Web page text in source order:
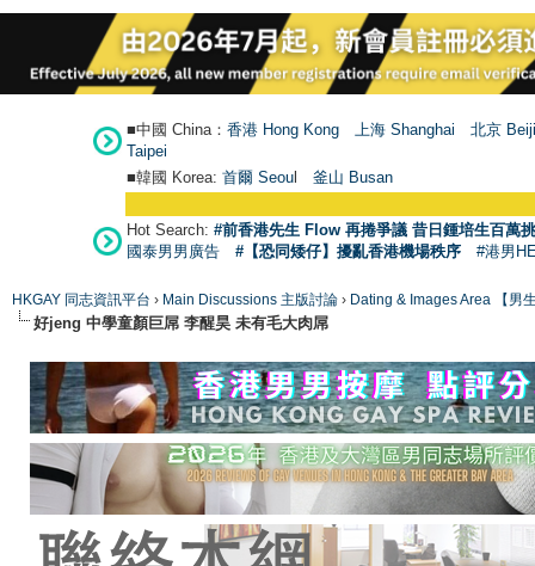
■中國 China： 香港 Hong Kong 上海 Shanghai
北京
Taipei
■韓國 Korea: 首爾 Seoul 釜山 Busan
Hot Search: #前香港先生 Flow 再捲爭議 昔日鍾培生百萬
國泰男男廣告
#【恐同矮仔】擾亂香港機場秩序 #港男
HKGAY 同志資訊平台 › Main Discussions 主版討論 › Dating & Images Area 【男
好jeng 中學童顏巨屌 李醒昊 未有毛大肉屌